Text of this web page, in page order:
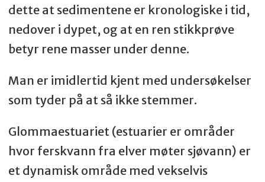
dette at sedimentene er kronologiske i tid,
nedover i dypet, og at en ren stikkprøve
betyr rene masser under denne.
Man er imidlertid kjent med undersøkelser
som tyder på at så ikke stemmer.
Glommaestuariet (estuarier er områder
hvor ferskvann fra elver møter sjøvann) er
et dynamisk område med vekselvis